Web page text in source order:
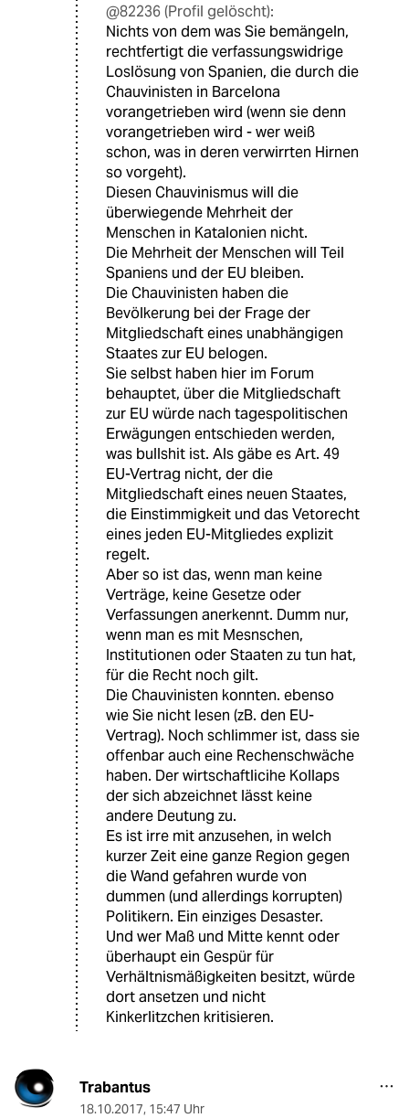
@82236 (Profil gelöscht):
Nichts von dem was Sie bemängeln,
rechtfertigt die verfassungswidrige
Loslösung von Spanien, die durch die
Chauvinisten in Barcelona
vorangetrieben wird (wenn sie denn
vorangetrieben wird - wer weiß
schon, was in deren verwirrten Hirnen
so vorgeht).
Diesen Chauvinismus will die
überwiegende Mehrheit der
Menschen in Katalonien nicht.
Die Mehrheit der Menschen will Teil
Spaniens und der EU bleiben.
Die Chauvinisten haben die
Bevölkerung bei der Frage der
Mitgliedschaft eines unabhängigen
Staates zur EU belogen.
Sie selbst haben hier im Forum
behauptet, über die Mitgliedschaft
zur EU würde nach tagespolitischen
Erwägungen entschieden werden,
was bullshit ist. Als gäbe es Art. 49
EU-Vertrag nicht, der die
Mitgliedschaft eines neuen Staates,
die Einstimmigkeit und das Vetorecht
eines jeden EU-Mitgliedes explizit
regelt.
Aber so ist das, wenn man keine
Verträge, keine Gesetze oder
Verfassungen anerkennt. Dumm nur,
wenn man es mit Mesnschen,
Institutionen oder Staaten zu tun hat,
für die Recht noch gilt.
Die Chauvinisten konnten. ebenso
wie Sie nicht lesen (zB. den EU-
Vertrag). Noch schlimmer ist, dass sie
offenbar auch eine Rechenschwäche
haben. Der wirtschaftlicihe Kollaps
der sich abzeichnet lässt keine
andere Deutung zu.
Es ist irre mit anzusehen, in welch
kurzer Zeit eine ganze Region gegen
die Wand gefahren wurde von
dummen (und allerdings korrupten)
Politikern. Ein einziges Desaster.
Und wer Maß und Mitte kennt oder
überhaupt ein Gespür für
Verhältnismäßigkeiten besitzt, würde
dort ansetzen und nicht
Kinkerlitzchen kritisieren.
Trabantus
18.10.2017, 15:47 Uhr